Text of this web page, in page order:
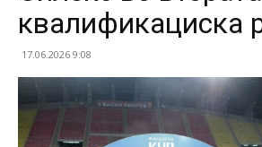
квалификациска
17.06.2026 9:08